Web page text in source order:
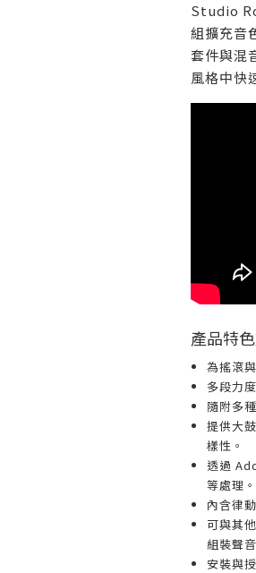
Studio
組擴充音
套件與混
風格中快
產品特
為搖滾
多段力
隨附多
提供大
樣性。
透過
等處理。
內含律
可與其
組裝聲音
安裝與